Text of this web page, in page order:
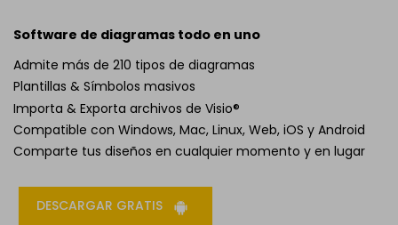
Software de diagramas todo en uno
Admite más de 210 tipos de diagramas
Plantillas & Símbolos masivos
Importa & Exporta archivos de Visio®
Compatible con Windows, Mac, Linux, Web, iOS y Android
Comparte tus diseños en cualquier momento y en lugar
DESCARGAR GRATIS